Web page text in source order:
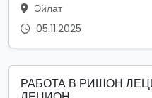
Эйлат
05.11.2025
РАБОТА В РИШОН